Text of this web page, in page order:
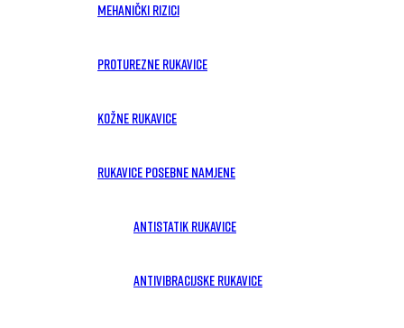
Mehanički rizici
Proturezne rukavice
Kožne rukavice
Rukavice posebne namjene
Antistatik rukavice
Antivibracijske rukavice